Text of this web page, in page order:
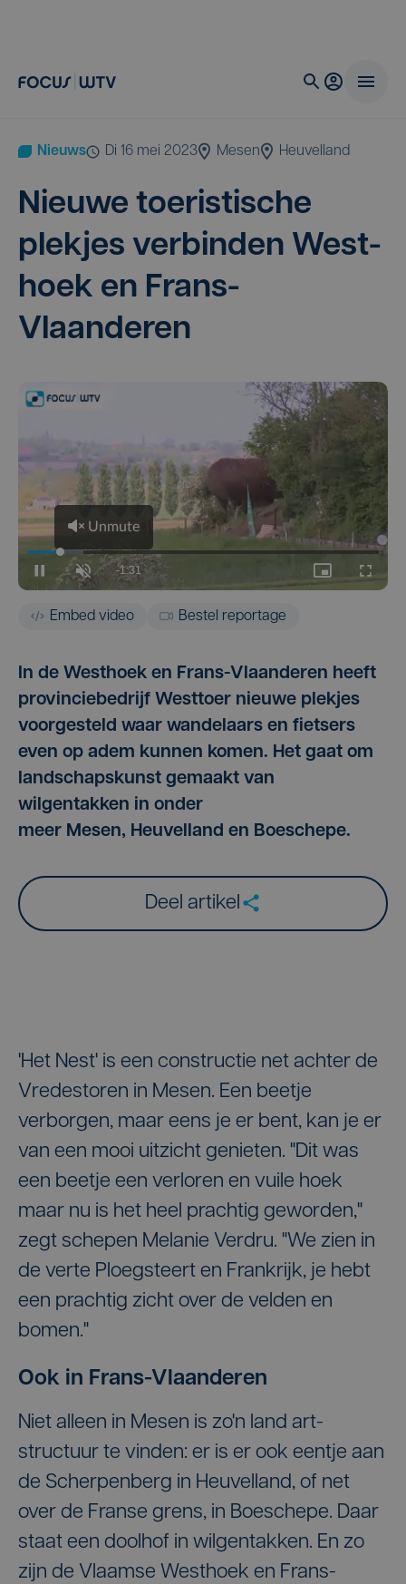
Nieuws di 16 mei 2023 Mesen Heuvelland
Nieu­we toe­ris­ti­sche
plek­jes ver­bin­den West­
hoek en Frans-
Vlaanderen
Embed video Bestel reportage
In de Westhoek en Frans-Vlaanderen heeft
provinciebedrijf Westtoer nieuwe plekjes
voorgesteld waar wandelaars en fietsers
even op adem kunnen komen. Het gaat om
landschapskunst gemaakt van
wilgentakken in onder
meer Mesen, Heuvelland en Boeschepe.
Deel artikel
'Het Nest' is een constructie net achter de
Vredestoren in Mesen. Een beetje
verborgen, maar eens je er bent, kan je er
van een mooi uitzicht genieten. "Dit was
een beetje een verloren en vuile hoek
maar nu is het heel prachtig geworden,"
zegt schepen Melanie Verdru. "We zien in
de verte Ploegsteert en Frankrijk, je hebt
een prachtig zicht over de velden en
bomen."
Ook in Frans-Vlaanderen
Niet alleen in Mesen is zo'n land art-
structuur te vinden: er is er ook eentje aan
de Scherpenberg in Heuvelland, of net
over de Franse grens, in Boeschepe. Daar
staat een doolhof in wilgentakken. En zo
zijn de Vlaamse Westhoek en Frans-